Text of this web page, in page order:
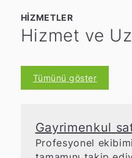
HIZMETLER
Hizmet ve
Tümünü göster
Gayrimenkul
Profesyonel